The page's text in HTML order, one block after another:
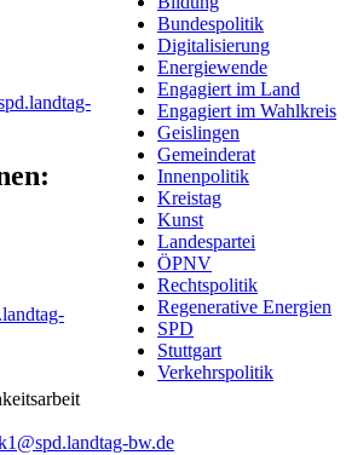
Bundespolitik
Digitalisierung
Energiewende
Engagiert im Land
Engagiert im Wahlkreis
Geislingen
Gemeinderat
Innenpolitik
Kreistag
Kunst
Landespartei
ÖPNV
Rechtspolitik
Regenerative Energien
SPD
Stuttgart
Verkehrspolitik
bw.de